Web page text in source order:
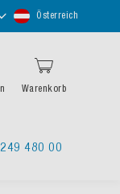
auswählen
Österreich
Warenkorb
480 00